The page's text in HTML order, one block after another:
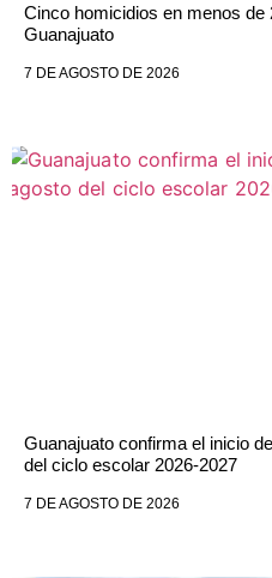
Cinco homicidios en menos
Guanajuato
7 DE AGOSTO DE 2026
Guanajuato confirma el inicio
del ciclo escolar 2026-2027
7 DE AGOSTO DE 2026